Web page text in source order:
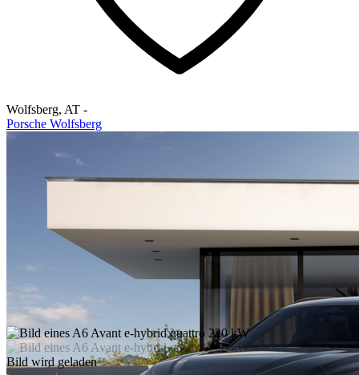
Wolfsberg, AT -
Porsche Wolfsberg
Bild wird geladen